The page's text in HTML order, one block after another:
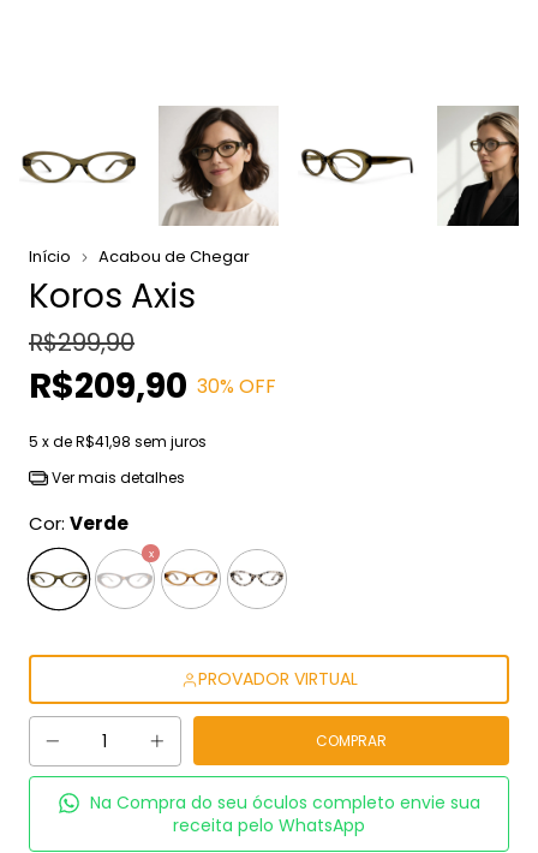
Início Acabou de Chegar
Koros Axis
R$299,90
R$209,90 30% OFF
5 x deR$41,98 sem juros
Ver mais detalhes
Cor: Verde
PROVADOR VIRTUAL
Na Compra do seu óculos completo envie sua
receita pelo WhatsApp